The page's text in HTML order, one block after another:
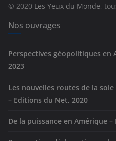
e
s
© 2020 Les Yeux du Monde,
Nos ouvrages
Perspectives géopolitiques en
2023
Les nouvelles routes de la
– Editions du Net, 2020
De la puissance en Amérique